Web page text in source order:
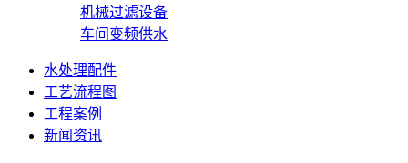
机械过滤设备
车间变频供水
水处理配件
工艺流程图
工程案例
新闻资讯